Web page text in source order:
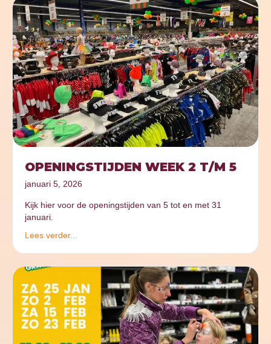
OPENINGSTIJDEN WEEK 2 T/M 5
januari 5, 2026
Kijk hier voor de openingstijden van 5 tot en met 31
januari.
Lees verder...